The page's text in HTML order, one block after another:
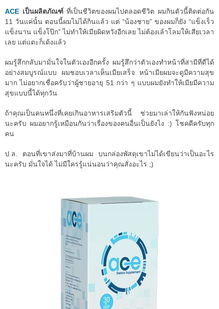
ACE เป็นผลิตภัณฑ์ที่เป็นชีวิตของผมไปตลอดชีวิต ผมกินตัวนี้ติดต่อกัน
11 วันแค่นั้น ตอนนี้ผมไม่ได้กินแล้ว แต่ “น้องชาย” ของผมก็ยัง “แข็งเร็ว
แข็งนาน แข็งโป๊ก” ไม่ทำให้เมียผิดหวังอีกเลย ไม่ต้องเล้าโลมให้เสียเวลา
เลย แต่แตะก็เด้งแล้ว
ผมรู้สึกกลับมามั่นใจในตัวเองอีกครั้ง ผมรู้สึกว่าตัวเองทำหน้าที่สามีที่ดีได้
อย่างสมบูรณ์แบบ ผมชอบเวลาเห็นเมียเสร็จ หน้าเมียผมจะดูมีความสุข
มาก ไม่อยากเชื่อครับว่าผู้ชายอายุ 51 กว่า ๆ แบบผมยังทำให้เมียมีความ
สุขแบบนี้ได้ทุกวัน
ถ้าคุณเป็นคนหนึ่งที่เคยเกินอาหารเสริมตัวนี้ ช่วยมาเล่าให้กันฟังหน่อย
นะครับ ผมอยากรู้เหมือนกันว่าเรื่องของคนอื่นเป็นยังไง :) โชคดีครับทุก
คน
ป.ล. ตอนที่เขาส่งมาที่บ้านผม บนกล่องพัสดุเขาไม่ได้เขียนว่าเป็นอะไร
นะครับ มั่นใจได้ ไม่มีใครรู้แน่นอนว่าคุณสั่งอะไร ;)